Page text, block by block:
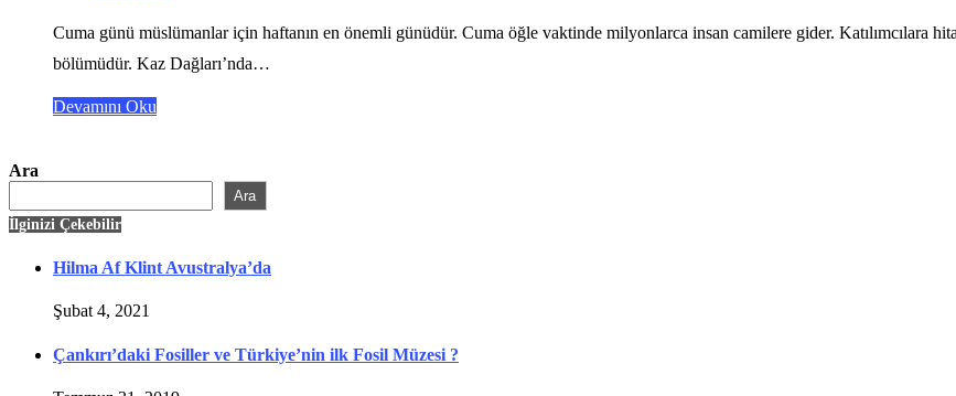
Cuma günü müslümanlar için haftanın en önemli günüdür. Cuma öğle vaktinde milyonlarca insan camilere gider. Katılımcılara
bölümüdür. Kaz Dağları’nda…
Devamını Oku
Ara
Ara
İlginizi Çekebilir
Hilma Af Klint Avustralya’da
Şubat 4, 2021
Çankırı’daki Fosiller ve Türkiye’nin ilk Fosil Müzesi ?